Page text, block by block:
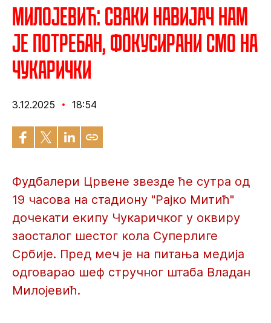
Милојевић: Сваки навијач нам
је потребан, фокусирани смо на
Чукарички
3.12.2025 18:54
Фудбалери Црвене звезде ће сутра од
19 часова на стадиону "Рајко Митић"
дочекати екипу Чукаричког у оквиру
заосталог шестог кола Суперлиге
Србије. Пред меч је на питања медија
одговарао шеф стручног штаба Владан
Милојевић.